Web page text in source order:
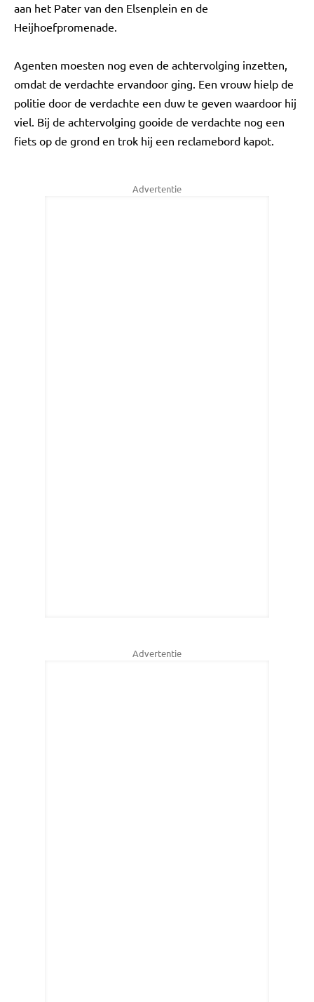
aan het Pater van den Elsenplein en de
Heijhoefpromenade.
Agenten moesten nog even de achtervolging inzetten,
omdat de verdachte ervandoor ging. Een vrouw hielp de
politie door de verdachte een duw te geven waardoor hij
viel. Bij de achtervolging gooide de verdachte nog een
fiets op de grond en trok hij een reclamebord kapot.
Advertentie
Advertentie